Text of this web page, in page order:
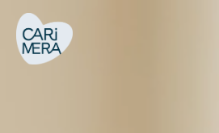
Zum
Inhalt
springen